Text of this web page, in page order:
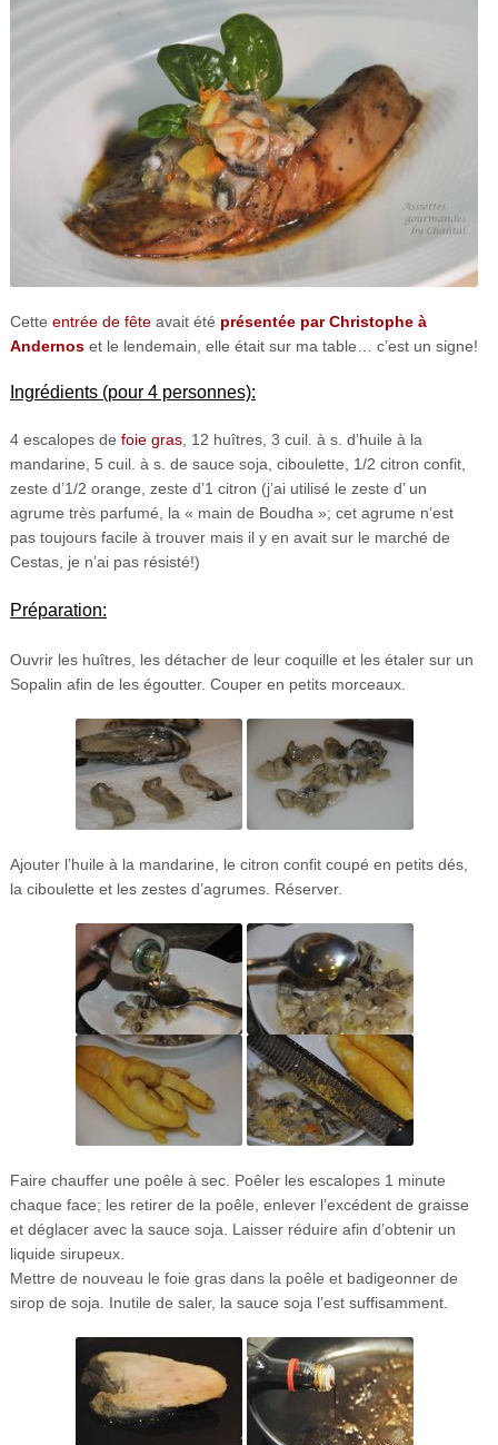
Cette entrée de fêteavait été présentée par Christophe à
Andernoset le lendemain, elle était sur ma table… c’est un signe!
Ingrédients (pour 4 personnes):
4 escalopes de foie gras, 12 huîtres, 3 cuil. à s. d’huile à la
mandarine, 5 cuil. à s. de sauce soja, ciboulette, 1/2 citron confit,
zeste d’1/2 orange, zeste d’1 citron (j’ai utilisé le zeste d’ un
agrume très parfumé, la « main de Boudha »; cet agrume n’est
pas toujours facile à trouver mais il y en avait sur le marché de
Cestas, je n’ai pas résisté!)
Préparation:
Ouvrir les huîtres, les détacher de leur coquille et les étaler sur un
Sopalin afin de les égoutter. Couper en petits morceaux.
Ajouter l’huile à la mandarine, le citron confit coupé en petits dés,
la ciboulette et les zestes d’agrumes. Réserver.
Faire chauffer une poêle à sec. Poêler les escalopes 1 minute
chaque face; les retirer de la poêle, enlever l’excédent de graisse
et déglacer avec la sauce soja. Laisser réduire afin d’obtenir un
liquide sirupeux.
Mettre de nouveau le foie gras dans la poêle et badigeonner de
sirop de soja. Inutile de saler, la sauce soja l’est suffisamment.